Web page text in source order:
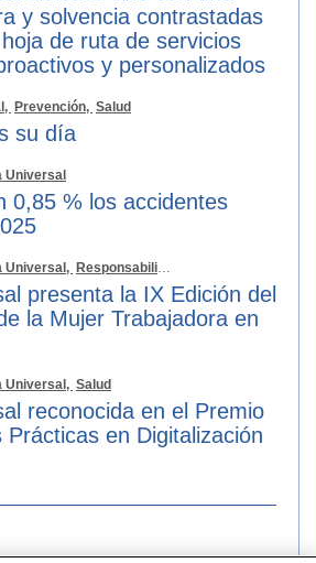
y solvencia contrastadas
de ruta de servicios
y personalizados
Prevención, Salud
su día
Universal
0,85 % los accidentes
Universal, Responsabilidad Social
presenta la IX Edición del
la Mujer Trabajadora en
Universal, Salud
reconocida en el Premio
Prácticas en Digitalización